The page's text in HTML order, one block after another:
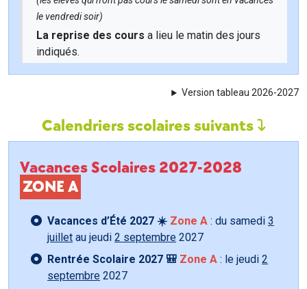
le vendredi soir)
La reprise des cours a lieu le matin des jours
indiqués.
Version tableau 2026-2027
Calendriers scolaires suivants
Vacances Scolaires 2027-2028
ZONE A
Vacances d’Été 2027 ☀️ Zone A : du samedi 3
juillet au jeudi 2 septembre 2027
Rentrée Scolaire 2027 🎒 Zone A : le jeudi 2
septembre 2027